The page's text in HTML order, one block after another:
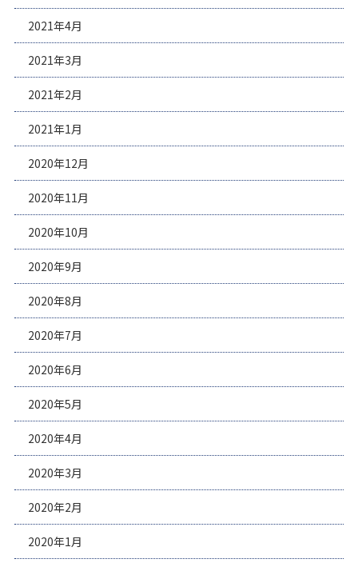
2021年4月
2021年3月
2021年2月
2021年1月
2020年12月
2020年11月
2020年10月
2020年9月
2020年8月
2020年7月
2020年6月
2020年5月
2020年4月
2020年3月
2020年2月
2020年1月